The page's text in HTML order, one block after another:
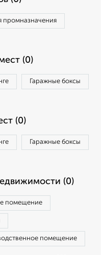
промназначения
(0)
Гаражные боксы
(0)
Гаражные боксы
(0)
помещение
помещение